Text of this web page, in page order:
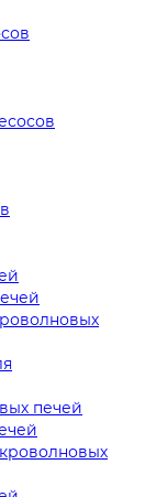
печей